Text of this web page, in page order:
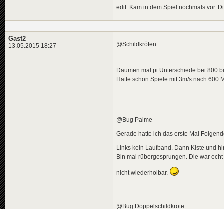
edit: Kam in dem Spiel nochmals vor.
Gast2
13.05.2015 18:27 @Schildkröten
Daumen mal pi Unterschiede bei 800
Hatte schon Spiele mit 3m/s nach 600
@Bug Palme
Gerade hatte ich das erste Mal
Links kein Laufband. Dann Kiste und
Bin mal rübergesprungen. Die war
nicht wiederholbar.
@Bug Doppelschildkröte